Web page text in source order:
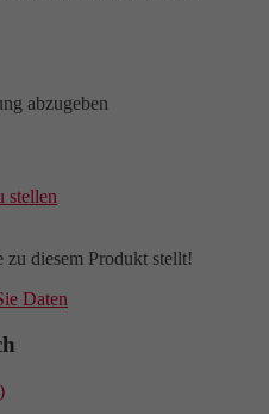
abzugeben
stellen
zu diesem Produkt stellt!
Daten